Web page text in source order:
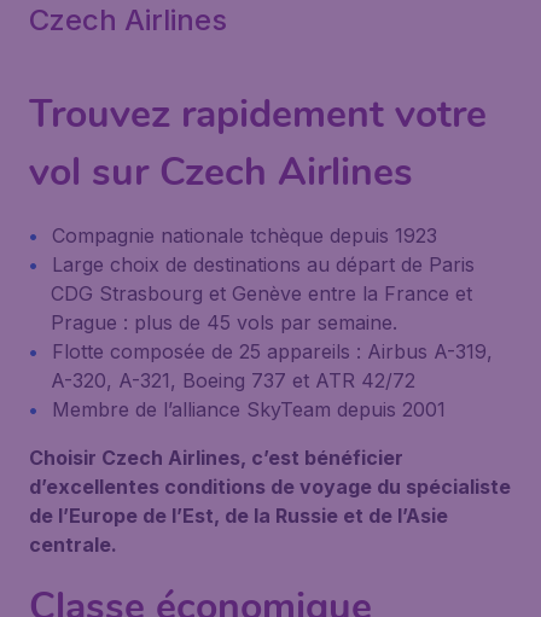
Czech Airlines
Trouvez rapidement votre
vol sur Czech Airlines
Compagnie nationale tchèque depuis 1923
Large choix de destinations au départ de Paris
CDG Strasbourg et Genève entre la France et
Prague : plus de 45 vols par semaine.
Flotte composée de 25 appareils : Airbus A-319,
A-320, A-321, Boeing 737 et ATR 42/72
Membre de l’alliance SkyTeam depuis 2001
Choisir Czech Airlines, c’est bénéficier
d’excellentes conditions de voyage du spécialiste
de l’Europe de l’Est, de la Russie et de l’Asie
centrale.